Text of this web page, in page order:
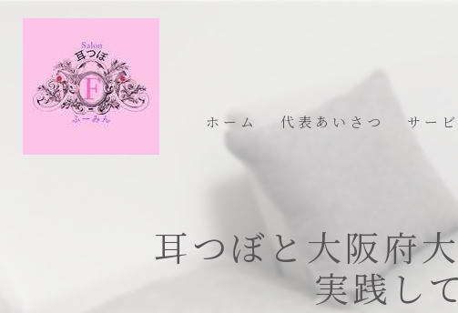
ホーム 代表あいさつ サー
耳つぼと大阪府
実践し